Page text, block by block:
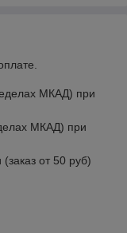
МКАД) при
МКАД) при
от 50 руб)